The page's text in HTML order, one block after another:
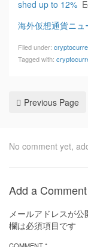
shed up to 12%
海外仮想通貨ニュ
Filed under:
Tagged with:
Previous Page
No comment yet,
Add a Comment
メールアドレスが公
欄は必須項目です